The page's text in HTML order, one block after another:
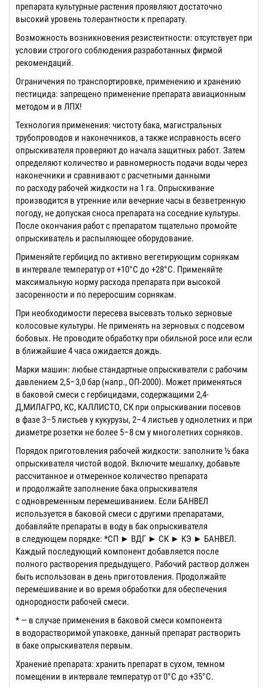
препарата культурные растения проявляют достаточно
высокий уровень толерантности к препарату.
Возможность возникновения резистентности: отсутствует при
условии строгого соблюдения разработанных фирмой
рекомендаций.
Ограничения по транспортировке, применению и хранению
пестицида: запрещено применение препарата авиационным
методом и в ЛПХ!
Технология применения: чистоту бака, магистральных
трубопроводов и наконечников, а также исправность всего
опрыскивателя проверяют до начала защитных работ. Затем
определяют количество и равномерность подачи воды через
наконечники и сравнивают с расчетными данными
по расходу рабочей жидкости на 1 га. Опрыскивание
производится в утренние или вечерние часы в безветренную
погоду, не допуская сноса препарата на соседние культуры.
После окончания работ с препаратом тщательно промойте
опрыскиватель и распыляющее оборудование.
Применяйте гербицид по активно вегетирующим сорнякам
в интервале температур от +10°С до +28°С. Применяйте
максимальную норму расхода препарата при высокой
засоренности и по переросшим сорнякам.
При необходимости пересева высевать только зерновые
колосовые культуры. Не применять на зерновых с подсевом
бобовых. Не проводите обработку при обильной росе или если
в ближайшие 4 часа ожидается дождь.
Марки машин: любые стандартные опрыскиватели с рабочим
давлением 2,5–3,0 бар (напр., ОП-2000). Может применяться
в баковой смеси с гербицидами, содержащими 2,4-
Д,МИЛАГРО, КС, КАЛЛИСТО, СК при опрыскивании посевов
в фазе 3–5 листьев у кукурузы, 2–4 листьев у однолетних и при
диаметре розетки не более 5–8 см у многолетних сорняков.
Порядок приготовления рабочей жидкости: заполните ½ бака
опрыскивателя чистой водой. Включите мешалку, добавьте
рассчитанное и отмеренное количество препарата
и продолжайте заполнение бака опрыскивателя
с одновременным перемешиванием. Если БАНВЕЛ
используется в баковой смеси с другими препаратами,
добавляйте препараты в воду в бак опрыскивателя
в следующем порядке: *СП ► ВДГ ► СК ► КЭ ► БАНВЕЛ.
Каждый последующий компонент добавляется после
полного растворения предыдущего. Рабочий раствор должен
быть использован в день приготовления. Продолжайте
перемешивание и во время обработки для обеспечения
однородности рабочей смеси.
* — в случае применения в баковой смеси компонента
в водорастворимой упаковке, данный препарат растворить
в баке опрыскивателя первым.
Хранение препарата: хранить препарат в сухом, темном
помещении в интервале температур от 0°С до +35°С.